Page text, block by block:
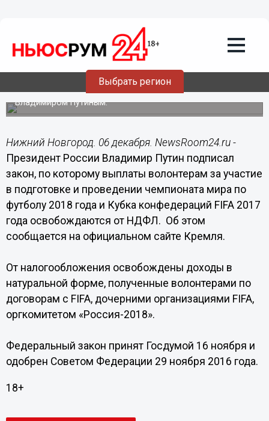
Выбрать регион
06.12.201610:15
Волонтеров ЧМ-2018 освободили от
налогов
Соответствующий закон подписан Президентом России
Владимиром Путиным.
Нижний Новгород. 06 декабря. NewsRoom24.ru -
Президент России Владимир Путин подписал
закон, по которому выплаты волонтерам за участие
в подготовке и проведении чемпионата мира по
футболу 2018 года и Кубка конфедераций FIFA 2017
года освобождаются от НДФЛ. Об этом
сообщается на официальном сайте Кремля.
От налогообложения освобождены доходы в
натуральной форме, полученные волонтерами по
договорам с FIFA, дочерними организациями FIFA,
оргкомитетом «Россия-2018».
Федеральный закон принят Госдумой 16 ноября и
одобрен Советом Федерации 29 ноября 2016 года.
18+